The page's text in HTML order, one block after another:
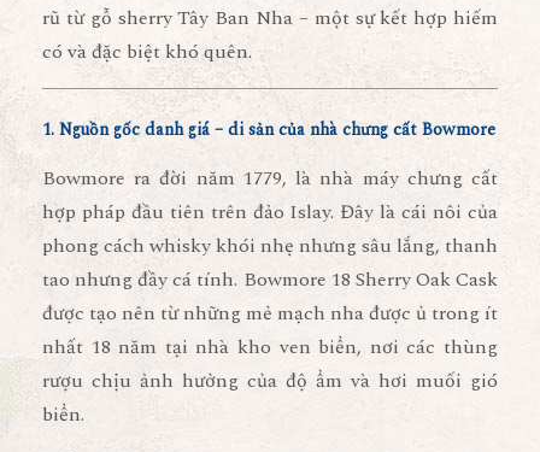
rũ từ gỗ sherry Tây Ban Nha – một sự kết hợp hiếm
có và đặc biệt khó quên.
1. Nguồn gốc danh giá – di sản của nhà chưng cất Bowmore
Bowmore ra đời năm 1779, là nhà máy chưng cất
hợp pháp đầu tiên trên đảo Islay. Đây là cái nôi của
phong cách whisky khói nhẹ nhưng sâu lắng, thanh
tao nhưng đầy cá tính. Bowmore 18 Sherry Oak Cask
được tạo nên từ những mẻ mạch nha được ủ trong ít
nhất 18 năm tại nhà kho ven biển, nơi các thùng
rượu chịu ảnh hưởng của độ ẩm và hơi muối gió
biển.